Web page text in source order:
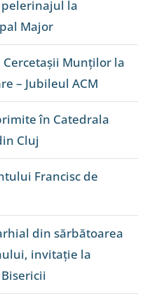
pelerinajul la
Major
Munților la
– Jubileul ACM
în Catedrala
Cluj
Francisc de
din sărbătoarea
invitație la